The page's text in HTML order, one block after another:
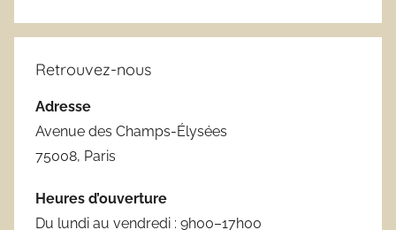
Retrouvez-nous
Adresse
Avenue des Champs-Élysées
75008, Paris
Heures d’ouverture
Du lundi au vendredi : 9h00–17h00